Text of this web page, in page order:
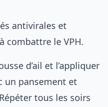
antivirales et
combattre le VPH.
d’ail et l’appliquer
un pansement et
tous les soirs